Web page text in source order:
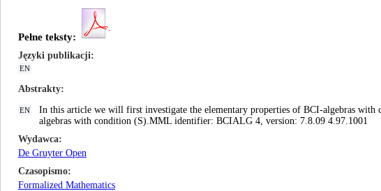
Pełne teksty:
Języki publikacji
EN
Abstrakty
EN
In this article we will first investigate the elementary properties of BCI-algebras
algebras with condition (S).MML identifier: BCIALG 4, version: 7.8.09 4.97.1001
Wydawca
De Gruyter Open
Czasopismo
Formalized Mathematics